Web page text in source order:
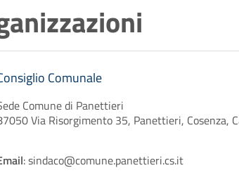
Comunale
Comune di Panettieri
Via Risorgimento 35, Panettieri, Cosenza,
: sindaco@comune.panettieri.cs.it